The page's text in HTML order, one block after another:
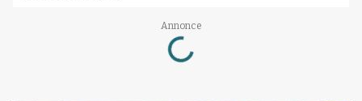
Annonce
Loading...